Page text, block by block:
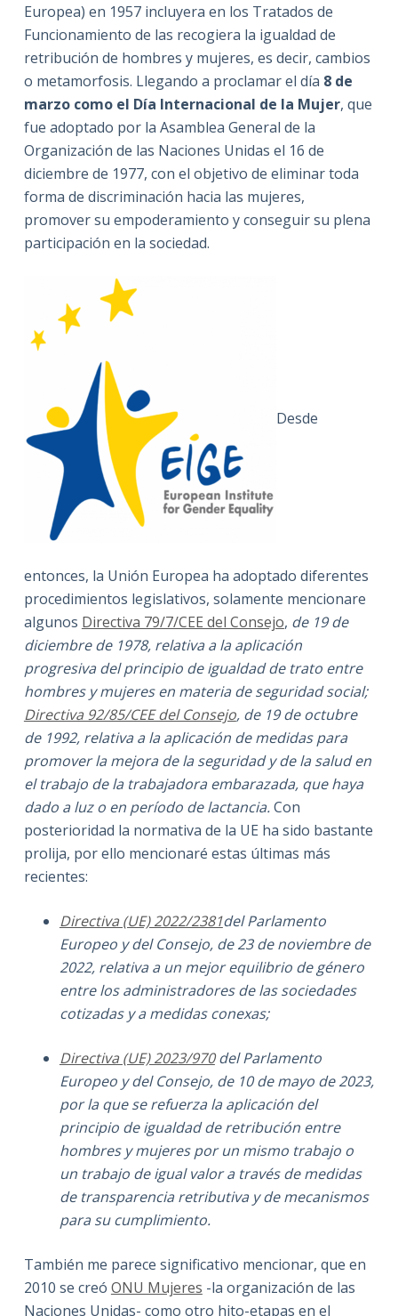
Europea) en 1957 incluyera en los Tratados de
Funcionamiento de las recogiera la igualdad de
retribución de hombres y mujeres, es decir, cambios
o metamorfosis. Llegando a proclamar el día 8 de
marzocomo el Día Internacional de la Mujer, que
fue adoptado por la Asamblea General de la
Organización de las Naciones Unidas el 16 de
diciembre de 1977, con el objetivo de eliminar toda
forma de discriminación hacia las mujeres,
promover su empoderamiento y conseguir su plena
participación en la sociedad.
Desde
entonces, la Unión Europea ha adoptado diferentes
procedimientos legislativos, solamente mencionare
algunos Directiva 79/7/CEE del Consejo, de 19 de
diciembre de 1978, relativa a la aplicación
progresiva del principio de igualdad de trato entre
hombres y mujeres en materia de seguridad social;
Directiva 92/85/CEE del Consejo, de 19 de octubre
de 1992, relativa a la aplicación de medidas para
promover la mejora de la seguridad y de la salud en
el trabajo de la trabajadora embarazada, que haya
dado a luz o en período de lactancia.Con
posterioridad la normativa de la UE ha sido bastante
prolija, por ello mencionaré estas últimas más
recientes:
Directiva (UE) 2022/2381del Parlamento
Europeo y del Consejo, de 23 de noviembre de
2022, relativa a un mejor equilibrio de género
entre los administradores de las sociedades
cotizadas y a medidas conexas;
Directiva (UE) 2023/970del Parlamento
Europeo y del Consejo, de 10 de mayo de 2023,
por la que se refuerza la aplicación del
principio de igualdad de retribución entre
hombres y mujeres por un mismo trabajo o
un trabajo de igual valor a través de medidas
de transparencia retributiva y de mecanismos
para su cumplimiento.
También me parece significativo mencionar, que en
2010 se creó ONU Mujeres -la organización de las
Naciones Unidas- como otro hito-etapas en el